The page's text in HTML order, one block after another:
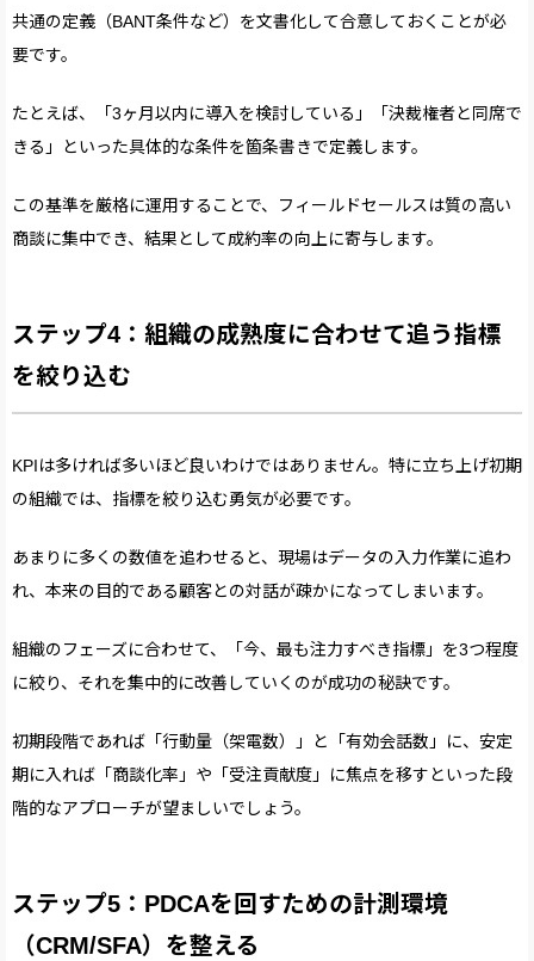
共通の定義（BANT条件など）を文書化して合意しておくことが必
要です。
たとえば、「3ヶ月以内に導入を検討している」「決裁権者と同席で
きる」といった具体的な条件を箇条書きで定義します。
この基準を厳格に運用することで、フィールドセールスは質の高い
商談に集中でき、結果として成約率の向上に寄与します。
ステップ4：組織の成熟度に合わせて追う指標
を絞り込む
KPIは多ければ多いほど良いわけではありません。特に立ち上げ初期
の組織では、指標を絞り込む勇気が必要です。
あまりに多くの数値を追わせると、現場はデータの入力作業に追わ
れ、本来の目的である顧客との対話が疎かになってしまいます。
組織のフェーズに合わせて、「今、最も注力すべき指標」を3つ程度
に絞り、それを集中的に改善していくのが成功の秘訣です。
初期段階であれば「行動量（架電数）」と「有効会話数」に、安定
期に入れば「商談化率」や「受注貢献度」に焦点を移すといった段
階的なアプローチが望ましいでしょう。
ステップ5：PDCAを回すための計測環境
（CRM/SFA）を整える